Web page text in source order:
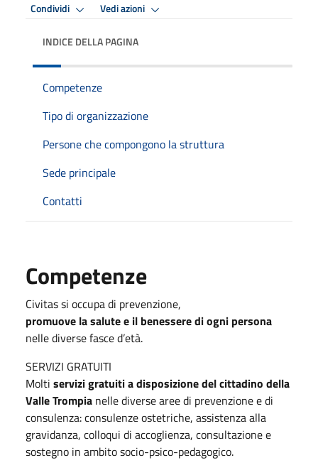
Condividi Vedi azioni
INDICE DELLA PAGINA
Competenze
Tipo di organizzazione
Persone che compongono la struttura
Sede principale
Contatti
Competenze
Civitas si occupa di prevenzione,
promuove la salute e il benessere di ogni persona
nelle diverse fasce d’età.
SERVIZI GRATUITI
Molti servizi gratuiti a disposizione del cittadino della
Valle Trompia nelle diverse aree di prevenzione e di
consulenza: consulenze ostetriche, assistenza alla
gravidanza, colloqui di accoglienza, consultazione e
sostegno in ambito socio-psico-pedagogico.